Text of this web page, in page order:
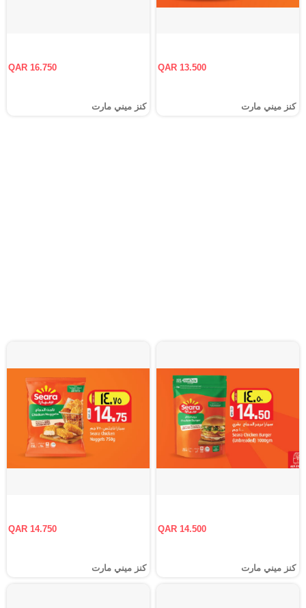
QAR 13.500
كنز ميني مارت
QAR 16.750
كنز ميني مارت
QAR 14.500
كنز ميني مارت
QAR 14.750
كنز ميني مارت